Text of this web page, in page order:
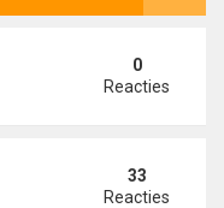
0
Reacties
33
Reacties